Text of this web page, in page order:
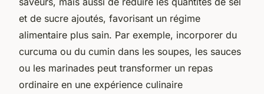
et de sucre ajoutés, favorisant un régime
alimentaire plus sain. Par exemple, incorporer du
curcuma ou du cumin dans les soupes, les sauces
ou les marinades peut transformer un repas
ordinaire en une expérience culinaire